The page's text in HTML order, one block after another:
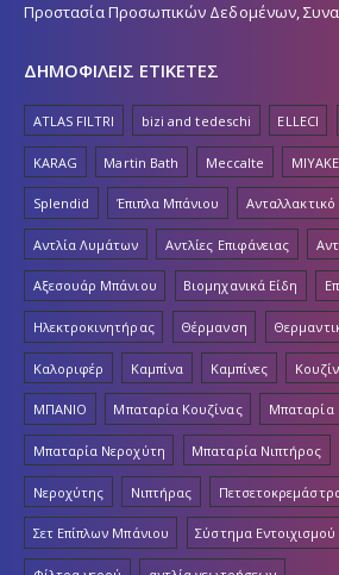
Προστασία Προσωπικών Δεδομένων,
ΔΗΜΟΦΙΛΕΙΣ ΕΤΙΚΕΤΕΣ
ATLAS FILTRI bizi and tedeschi ELLECI
KARAG Martin Bath Meccalte MIYAKE
Splendid Έπιπλα Μπάνιου Ανταλλακτικό
Αντλία Λυμάτων Αντλίες Επιφάνειας
Αξεσουάρ Μπάνιου Βιομηχανικά Είδη
Ηλεκτροκινητήρας Θέρμανση
Καλοριφέρ Καμπίνα Καμπίνες
ΜΠΑΝΙΟ Μπαταρία Κουζίνας Μπαταρία
Μπαταρία Νεροχύτη Μπαταρία Νιπτήρος
Νεροχύτης Νιπτήρας
Σετ Επίπλων Μπάνιου Σύστημα Εντοιχισμού